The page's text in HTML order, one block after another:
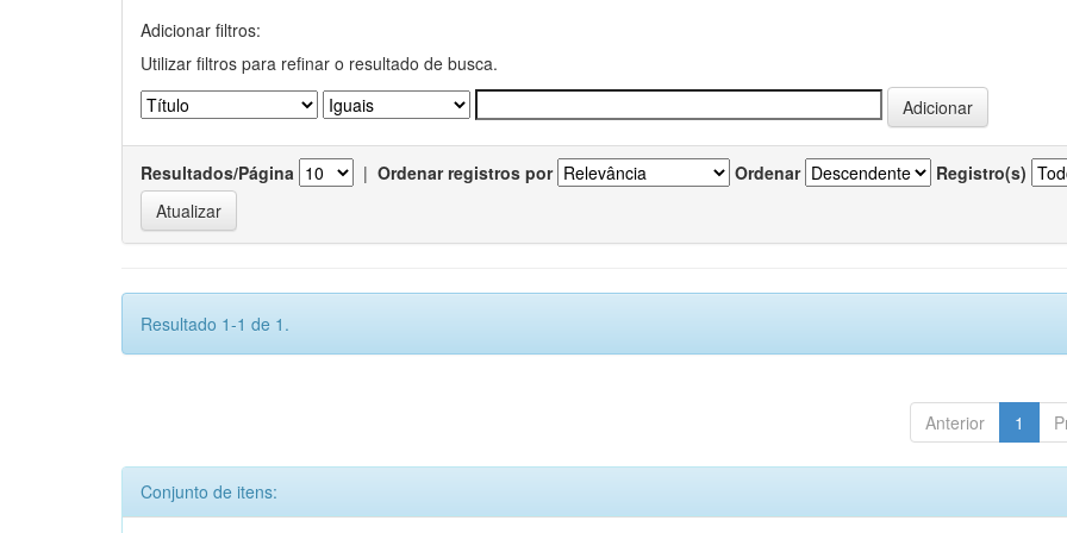
Adicionar filtros:
Utilizar filtros para refinar o resultado de busca.
Resultados/Página | Ordenar registros por Ordenar Registro(s)
Resultado 1-1 de 1.
Anterior 1
Conjunto de itens: